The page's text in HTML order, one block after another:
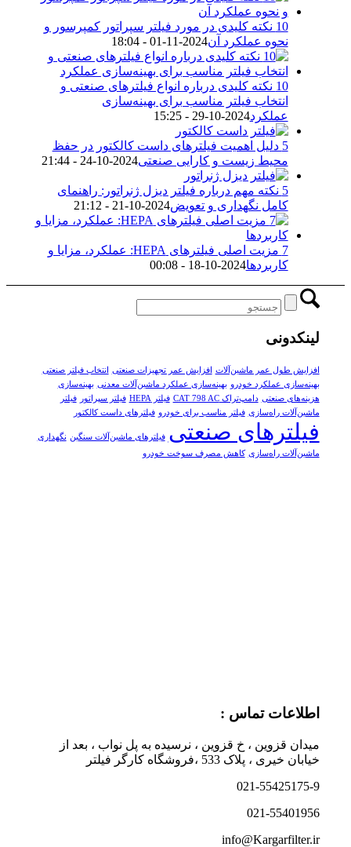
10 نکته کلیدی در مورد فیلتر سپراتور کمپرسور و
نحوه عملکرد آن2024-11-01 - 18:04
10 نکته کلیدی درباره انواع فیلترهای صنعتی و
انتخاب فیلتر مناسب برای بهینه‌سازی
عملکرد2024-10-29 - 15:25
5 دلیل اهمیت فیلترهای داست کالکتور در حفظ
محیط زیست و کارایی صنعتی2024-10-24 - 21:44
5 نکته مهم درباره فیلتر دیزل ژنراتور: راهنمای
کامل نگهداری و تعویض2024-10-21 - 21:12
7 مزیت اصلی فیلترهای HEPA: عملکرد، مزایا و
کاربردها2024-10-18 - 00:08
لینکدونی
افزایش طول عمر ماشین‌آلات افزایش عمر تجهیزات صنعتی
انتخاب فیلتر صنعتی
بهینه‌سازی عملکرد خودرو بهینه‌سازی عملکرد ماشین‌آلات معدنی بهینه‌سازی
هزینه‌های صنعتی دامپ‌تراک CAT 798 AC فیلتر HEPA فیلتر سپراتور
فیلتر
ماشین‌آلات راه‌سازی فیلتر مناسب برای خودرو فیلترهای داست کالکتور
فیلترهای صنعتی فیلترهای ماشین‌آلات سنگین نگهداری
ماشین‌آلات راه‌سازی کاهش مصرف سوخت خودرو
اطلاعات تماس :
میدان قزوین ، خ قزوین ، نرسیده به پل نواب ، بعد از
خیابان خیری ، پلاک 533 ،فروشگاه کارگر فیلتر
021-55425175-9
021-55401956
info@Kargarfilter.ir